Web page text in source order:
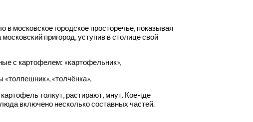
московское городское просторечье, показывая
пригород, уступив в столице свой
с картофелем: «картофельник»,
«толчёнка»,
толкут, растирают, мнут. Кое-где
включено несколько составных частей.